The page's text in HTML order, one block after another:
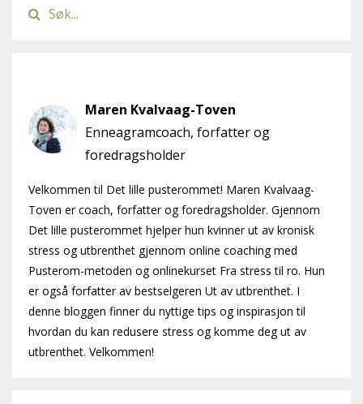
Maren Kvalvaag-Toven
Enneagramcoach, forfatter og
foredragsholder
Velkommen til Det lille pusterommet! Maren Kvalvaag-
Toven er coach, forfatter og foredragsholder. Gjennom
Det lille pusterommet hjelper hun kvinner ut av kronisk
stress og utbrenthet gjennom online coaching med
Pusterom-metoden og onlinekurset Fra stress til ro. Hun
er også forfatter av bestselgeren Ut av utbrenthet. I
denne bloggen finner du nyttige tips og inspirasjon til
hvordan du kan redusere stress og komme deg ut av
utbrenthet. Velkommen!